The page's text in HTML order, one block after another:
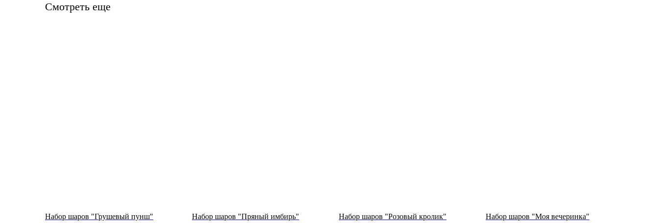
Смотреть еще
Набор шаров "Грушевый пунш" Набор шаров "Пряный имбирь" Набор шаров "Розовый кролик" Набор шаров "Моя вечеринка"